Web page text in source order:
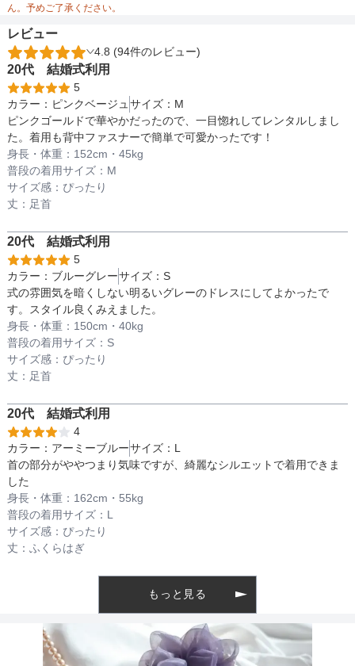
備考
素材
レース部分：ナイロン70%綿30%　レース
テープ部分：ポリエステル100%　サテン部
分：ポリエステル100%
裏地：ポリエステル100%
仕様
インナー
生地透けないためインナーはお持ちのもの
で大丈夫です
透け感
着丈目安
ファスナー 背後
ん。予めご了承ください。
レビュー
4.8 (94件のレビュー)
20代 結婚式利用
5
カラー： ピンクベージュ サイズ： M
ピンクゴールドで華やかだったので、一目惚れしてレンタルしまし
た。着用も背中ファスナーで簡単で可愛かったです！
身長・体重： 152cm・ 45kg
普段の着用サイズ： M
サイズ感： ぴったり
丈： 足首
20代 結婚式利用
5
カラー： ブルーグレーサイズ： S
式の雰囲気を暗くしない明るいグレーのドレスにしてよかったで
す。スタイル良くみえました。
身長・体重： 150cm・ 40kg
普段の着用サイズ： S
サイズ感： ぴったり
丈： 足首
20代 結婚式利用
4
カラー： アーミーブルーサイズ： L
首の部分がややつまり気味ですが、綺麗なシルエットで着用できま
した
身長・体重： 162cm・ 55kg
普段の着用サイズ： L
サイズ感： ぴったり
丈： ふくらはぎ
もっと見る